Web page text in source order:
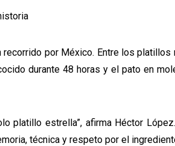
recorrido por México. Entre los
durante 48 horas y el pato en
platillo estrella”, afirma Héctor
técnica y respeto por el